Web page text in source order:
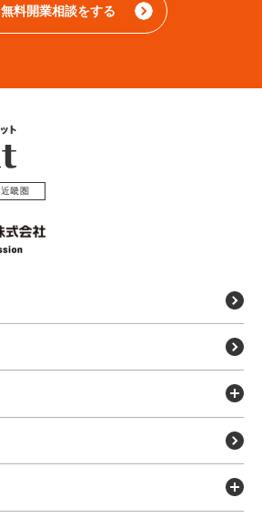
無料開業相談をする
畿圏